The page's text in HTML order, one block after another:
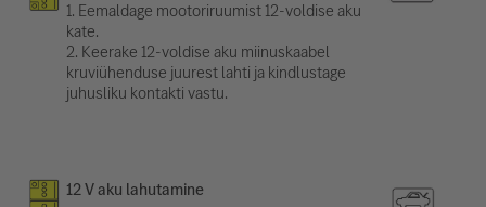
1. Eemaldage mootoriruumist 12-voldise aku
kate.
2. Keerake 12-voldise aku miinuskaabel
kruviühenduse juurest lahti ja kindlustage
juhusliku kontakti vastu.
12 V aku lahutamine